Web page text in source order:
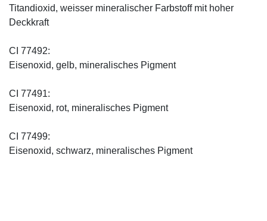
Titandioxid, weisser mineralischer Farbstoff mit hoher
Deckkraft
CI 77492:
Eisenoxid, gelb, mineralisches Pigment
CI 77491:
Eisenoxid, rot, mineralisches Pigment
CI 77499:
Eisenoxid, schwarz, mineralisches Pigment